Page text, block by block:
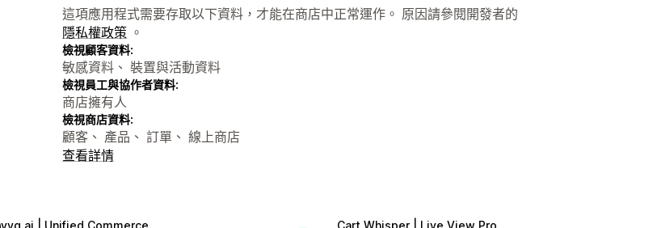
這項應用程式需要存取以下資料，才能在商店中正常運作。 原因請參閱開發者的
隱私權政策 。
檢視顧客資料:
敏感資料、 裝置與活動資料
檢視員工與協作者資料:
商店擁有人
檢視商店資料:
顧客、 產品、 訂單、 線上商店
查看詳情
vyg.ai | Unified Commerce Cart Whisper | Live View Pro